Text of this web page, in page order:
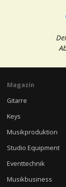
Magazin
Gitarre
Keys
Musikproduktion
Studio Equipment
Eventtechnik
Musikbusiness